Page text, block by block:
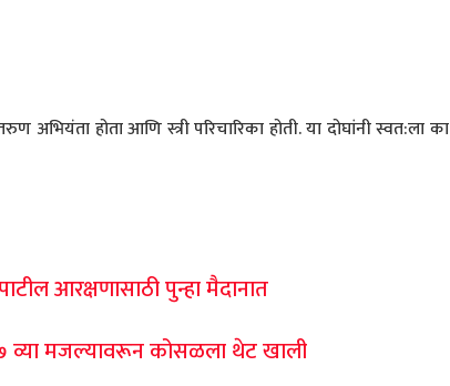
होता आणि स्त्री परिचारिका होती. या दोघांनी स्वत:ला का
आरक्षणासाठी पुन्हा मैदानात
व्या मजल्यावरून कोसळला थेट खाली